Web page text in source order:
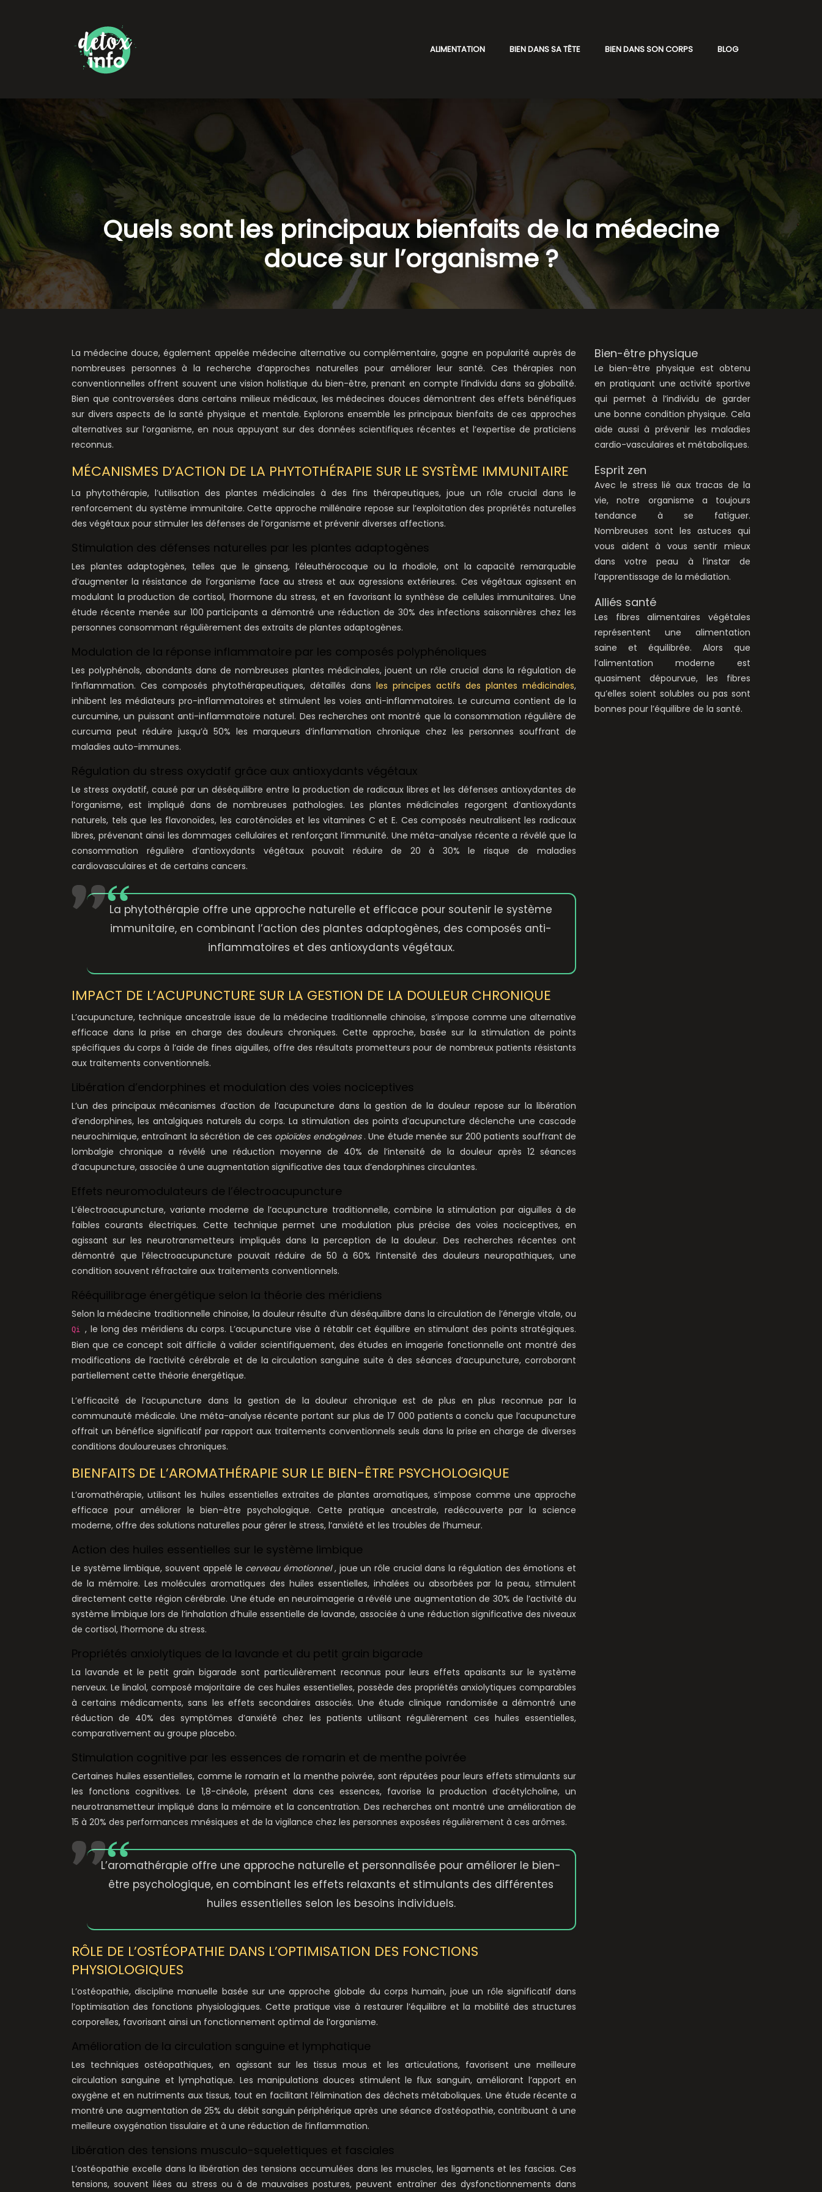
ALIMENTATION BIEN DANS SA TÊTE BIEN DANS SON CORPS BLOG
Quels sont les principaux bienfaits de la médecine
douce sur l’organisme ?
La médecine douce, également appelée médecine alternative ou complémentaire, gagne en popularité auprès de
nombreuses personnes à la recherche d’approches naturelles pour améliorer leur santé. Ces thérapies non
conventionnelles offrent souvent une vision holistique du bien-être, prenant en compte l’individu dans sa globalité.
Bien que controversées dans certains milieux médicaux, les médecines douces démontrent des effets bénéfiques
sur divers aspects de la santé physique et mentale. Explorons ensemble les principaux bienfaits de ces approches
alternatives sur l’organisme, en nous appuyant sur des données scientifiques récentes et l’expertise de praticiens
reconnus.
MÉCANISMES D’ACTION DE LA PHYTOTHÉRAPIE SUR LE SYSTÈME IMMUNITAIRE
La phytothérapie, l’utilisation des plantes médicinales à des fins thérapeutiques, joue un rôle crucial dans le
renforcement du système immunitaire. Cette approche millénaire repose sur l’exploitation des propriétés naturelles
des végétaux pour stimuler les défenses de l’organisme et prévenir diverses affections.
Stimulation des défenses naturelles par les plantes adaptogènes
Les plantes adaptogènes, telles que le ginseng, l’éleuthérocoque ou la rhodiole, ont la capacité remarquable
d’augmenter la résistance de l’organisme face au stress et aux agressions extérieures. Ces végétaux agissent en
modulant la production de cortisol, l’hormone du stress, et en favorisant la synthèse de cellules immunitaires. Une
étude récente menée sur 100 participants a démontré une réduction de 30% des infections saisonnières chez les
personnes consommant régulièrement des extraits de plantes adaptogènes.
Modulation de la réponse inflammatoire par les composés polyphénoliques
Les polyphénols, abondants dans de nombreuses plantes médicinales, jouent un rôle crucial dans la régulation de
l’inflammation. Ces composés phytothérapeutiques, détaillés dans les principes actifs des plantes médicinales,
inhibent les médiateurs pro-inflammatoires et stimulent les voies anti-inflammatoires. Le curcuma contient de la
curcumine, un puissant anti-inflammatoire naturel. Des recherches ont montré que la consommation régulière de
curcuma peut réduire jusqu’à 50% les marqueurs d’inflammation chronique chez les personnes souffrant de
maladies auto-immunes.
Régulation du stress oxydatif grâce aux antioxydants végétaux
Le stress oxydatif, causé par un déséquilibre entre la production de radicaux libres et les défenses antioxydantes de
l’organisme, est impliqué dans de nombreuses pathologies. Les plantes médicinales regorgent d’antioxydants
naturels, tels que les flavonoïdes, les caroténoïdes et les vitamines C et E. Ces composés neutralisent les radicaux
libres, prévenant ainsi les dommages cellulaires et renforçant l’immunité. Une méta-analyse récente a révélé que la
consommation régulière d’antioxydants végétaux pouvait réduire de 20 à 30% le risque de maladies
cardiovasculaires et de certains cancers.
La phytothérapie offre une approche naturelle et efficace pour soutenir le système
immunitaire, en combinant l’action des plantes adaptogènes, des composés anti-
inflammatoires et des antioxydants végétaux.
IMPACT DE L’ACUPUNCTURE SUR LA GESTION DE LA DOULEUR CHRONIQUE
L’acupuncture, technique ancestrale issue de la médecine traditionnelle chinoise, s’impose comme une alternative
efficace dans la prise en charge des douleurs chroniques. Cette approche, basée sur la stimulation de points
spécifiques du corps à l’aide de fines aiguilles, offre des résultats prometteurs pour de nombreux patients résistants
aux traitements conventionnels.
Libération d’endorphines et modulation des voies nociceptives
L’un des principaux mécanismes d’action de l’acupuncture dans la gestion de la douleur repose sur la libération
d’endorphines, les antalgiques naturels du corps. La stimulation des points d’acupuncture déclenche une cascade
neurochimique, entraînant la sécrétion de ces opioïdes endogènes . Une étude menée sur 200 patients souffrant de
lombalgie chronique a révélé une réduction moyenne de 40% de l’intensité de la douleur après 12 séances
d’acupuncture, associée à une augmentation significative des taux d’endorphines circulantes.
Effets neuromodulateurs de l’électroacupuncture
L’électroacupuncture, variante moderne de l’acupuncture traditionnelle, combine la stimulation par aiguilles à de
faibles courants électriques. Cette technique permet une modulation plus précise des voies nociceptives, en
agissant sur les neurotransmetteurs impliqués dans la perception de la douleur. Des recherches récentes ont
démontré que l’électroacupuncture pouvait réduire de 50 à 60% l’intensité des douleurs neuropathiques, une
condition souvent réfractaire aux traitements conventionnels.
Rééquilibrage énergétique selon la théorie des méridiens
Selon la médecine traditionnelle chinoise, la douleur résulte d’un déséquilibre dans la circulation de l’énergie vitale, ou
Qi, le long des méridiens du corps. L’acupuncture vise à rétablir cet équilibre en stimulant des points stratégiques.
Bien que ce concept soit difficile à valider scientifiquement, des études en imagerie fonctionnelle ont montré des
modifications de l’activité cérébrale et de la circulation sanguine suite à des séances d’acupuncture, corroborant
partiellement cette théorie énergétique.
L’efficacité de l’acupuncture dans la gestion de la douleur chronique est de plus en plus reconnue par la
communauté médicale. Une méta-analyse récente portant sur plus de 17 000 patients a conclu que l’acupuncture
offrait un bénéfice significatif par rapport aux traitements conventionnels seuls dans la prise en charge de diverses
conditions douloureuses chroniques.
BIENFAITS DE L’AROMATHÉRAPIE SUR LE BIEN-ÊTRE PSYCHOLOGIQUE
L’aromathérapie, utilisant les huiles essentielles extraites de plantes aromatiques, s’impose comme une approche
efficace pour améliorer le bien-être psychologique. Cette pratique ancestrale, redécouverte par la science
moderne, offre des solutions naturelles pour gérer le stress, l’anxiété et les troubles de l’humeur.
Action des huiles essentielles sur le système limbique
Le système limbique, souvent appelé le cerveau émotionnel, joue un rôle crucial dans la régulation des émotions et
de la mémoire. Les molécules aromatiques des huiles essentielles, inhalées ou absorbées par la peau, stimulent
directement cette région cérébrale. Une étude en neuroimagerie a révélé une augmentation de 30% de l’activité du
système limbique lors de l’inhalation d’huile essentielle de lavande, associée à une réduction significative des niveaux
de cortisol, l’hormone du stress.
Propriétés anxiolytiques de la lavande et du petit grain bigarade
La lavande et le petit grain bigarade sont particulièrement reconnus pour leurs effets apaisants sur le système
nerveux. Le linalol, composé majoritaire de ces huiles essentielles, possède des propriétés anxiolytiques comparables
à certains médicaments, sans les effets secondaires associés. Une étude clinique randomisée a démontré une
réduction de 40% des symptômes d’anxiété chez les patients utilisant régulièrement ces huiles essentielles,
comparativement au groupe placebo.
Stimulation cognitive par les essences de romarin et de menthe poivrée
Certaines huiles essentielles, comme le romarin et la menthe poivrée, sont réputées pour leurs effets stimulants sur
les fonctions cognitives. Le 1,8-cinéole, présent dans ces essences, favorise la production d’acétylcholine, un
neurotransmetteur impliqué dans la mémoire et la concentration. Des recherches ont montré une amélioration de
15 à 20% des performances mnésiques et de la vigilance chez les personnes exposées régulièrement à ces arômes.
L’aromathérapie offre une approche naturelle et personnalisée pour améliorer le bien-
être psychologique, en combinant les effets relaxants et stimulants des différentes
huiles essentielles selon les besoins individuels.
RÔLE DE L’OSTÉOPATHIE DANS L’OPTIMISATION DES FONCTIONS
PHYSIOLOGIQUES
L’ostéopathie, discipline manuelle basée sur une approche globale du corps humain, joue un rôle significatif dans
l’optimisation des fonctions physiologiques. Cette pratique vise à restaurer l’équilibre et la mobilité des structures
corporelles, favorisant ainsi un fonctionnement optimal de l’organisme.
Amélioration de la circulation sanguine et lymphatique
Les techniques ostéopathiques, en agissant sur les tissus mous et les articulations, favorisent une meilleure
circulation sanguine et lymphatique. Les manipulations douces stimulent le flux sanguin, améliorant l’apport en
oxygène et en nutriments aux tissus, tout en facilitant l’élimination des déchets métaboliques. Une étude récente a
montré une augmentation de 25% du débit sanguin périphérique après une séance d’ostéopathie, contribuant à une
meilleure oxygénation tissulaire et à une réduction de l’inflammation.
Libération des tensions musculo-squelettiques et fasciales
L’ostéopathie excelle dans la libération des tensions accumulées dans les muscles, les ligaments et les fascias. Ces
tensions, souvent liées au stress ou à de mauvaises postures, peuvent entraîner des dysfonctionnements dans
Bien-être physique
Le bien-être physique est obtenu
en pratiquant une activité sportive
qui permet à l’individu de garder
une bonne condition physique. Cela
aide aussi à prévenir les maladies
cardio-vasculaires et métaboliques.
Esprit zen
Avec le stress lié aux tracas de la
vie, notre organisme a toujours
tendance à se fatiguer.
Nombreuses sont les astuces qui
vous aident à vous sentir mieux
dans votre peau à l’instar de
l’apprentissage de la médiation.
Alliés santé
Les fibres alimentaires végétales
représentent une alimentation
saine et équilibrée. Alors que
l’alimentation moderne est
quasiment dépourvue, les fibres
qu’elles soient solubles ou pas sont
bonnes pour l’équilibre de la santé.